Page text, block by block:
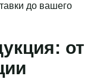
до вашего
от